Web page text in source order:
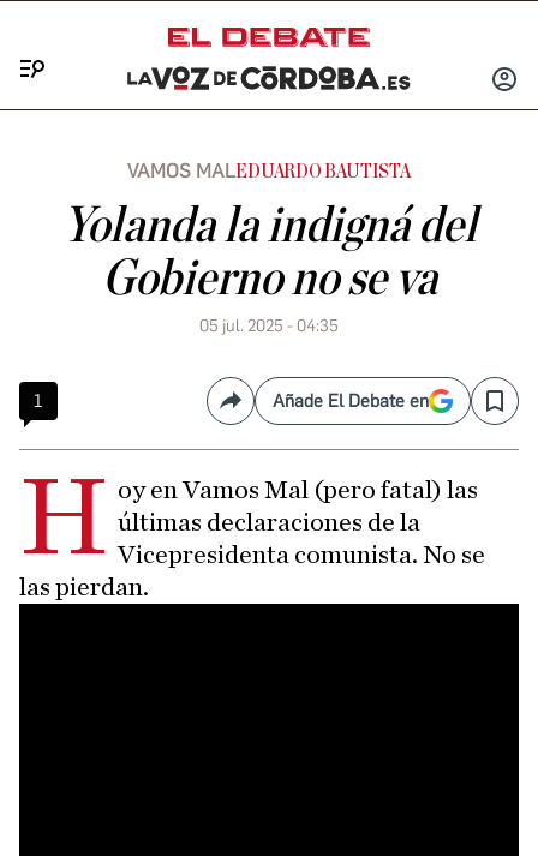
INICIAR
VAMOS MAL EDUARDO BAUTISTA
Yolanda la indigná del
Gobierno no se va
05 jul. 2025 - 04:35
1 CompartirAñade El Debate en Save
H oy en Vamos Mal (pero fatal) las
últimas declaraciones de la
Vicepresidenta comunista. No se
las pierdan.